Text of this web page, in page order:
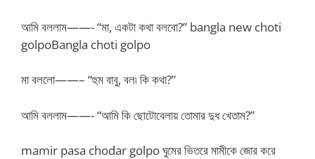
আমি বললাম——- “মা, একটা কথা বলবো?” bangla new choti
golpoBangla choti golpo
মা বললো——– “হুম বাবু, বল৷ কি কথা?”
আমি বললাম——- “আমি কি ছোটোবেলায় তোমার দুধ খেতাম?”
mamir pasa chodar golpo ঘুমের ভিতরে মামীকে জোর করে